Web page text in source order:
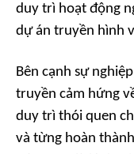
duy trì hoạt động
dự án truyền hình
Bên cạnh sự
truyền cảm hứng
duy trì thói quen
và từng hoàn